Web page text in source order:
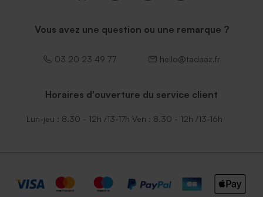
Vous avez une question ou une remarque ?
03 20 23 49 77 hello@tadaaz.fr
Horaires d'ouverture du service client
Lun-jeu : 8.30 - 12h /13-17h Ven : 8.30 - 12h /13-16h